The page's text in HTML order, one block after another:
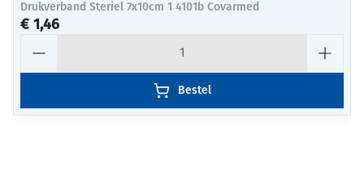
Drukverband Steriel 7x10cm 1 4101b Covarmed
€ 1,46
Bestel